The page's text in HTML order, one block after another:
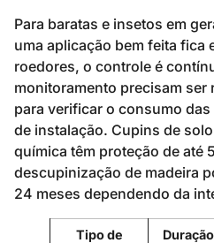
Para baratas e insetos em
uma aplicação bem feita fica
roedores, o controle é
monitoramento precisam ser
para verificar o consumo
de instalação. Cupins de
química têm proteção de até
descupinização de madeira
24 meses dependendo da
Tipo de